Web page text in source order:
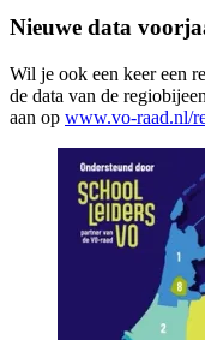
Nieuwe data
Wil je ook een keer een
de data van de
aan op www.vo-raad.nl/